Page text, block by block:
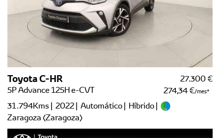
Toyota C-HR
5P Advance 125H e-CVT
27.300 €
274,34 €/mes
31.794Kms | 2022 | Automático | Híbrido |
Zaragoza (Zaragoza)